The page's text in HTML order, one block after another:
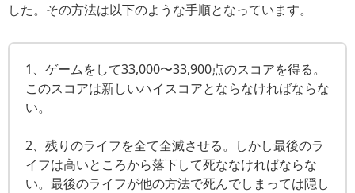
した。その方法は以下のような手順となっています。
1、ゲームをして33,000〜33,900点のスコアを得る。
このスコアは新しいハイスコアとならなければならな
い。
2、残りのライフを全て全滅させる。しかし最後のラ
イフは高いところから落下して死ななければならな
い。最後のライフが他の方法で死んでしまっては隠し